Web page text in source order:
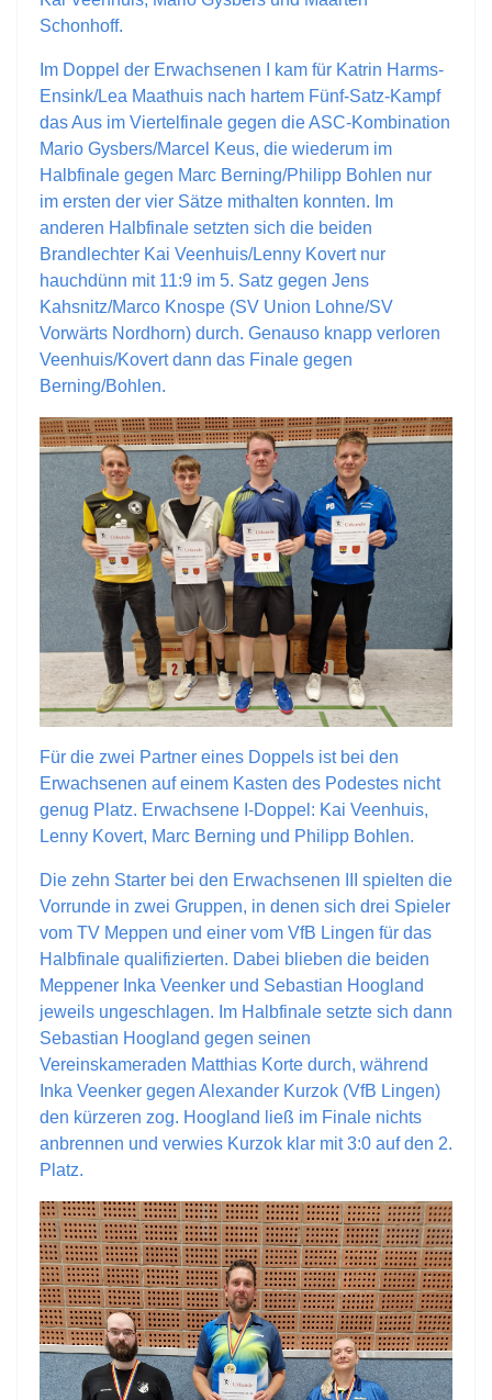
Schonhoff.
Im Doppel der Erwachsenen I kam für Katrin Harms-
Ensink/Lea Maathuis nach hartem Fünf-Satz-Kampf
das Aus im Viertelfinale gegen die ASC-Kombination
Mario Gysbers/Marcel Keus, die wiederum im
Halbfinale gegen Marc Berning/Philipp Bohlen nur
im ersten der vier Sätze mithalten konnten. Im
anderen Halbfinale setzten sich die beiden
Brandlechter Kai Veenhuis/Lenny Kovert nur
hauchdünn mit 11:9 im 5. Satz gegen Jens
Kahsnitz/Marco Knospe (SV Union Lohne/SV
Vorwärts Nordhorn) durch. Genauso knapp verloren
Veenhuis/Kovert dann das Finale gegen
Berning/Bohlen.
Für die zwei Partner eines Doppels ist bei den
Erwachsenen auf einem Kasten des Podestes nicht
genug Platz. Erwachsene I-Doppel: Kai Veenhuis,
Lenny Kovert, Marc Berning und Philipp Bohlen.
Die zehn Starter bei den Erwachsenen III spielten die
Vorrunde in zwei Gruppen, in denen sich drei Spieler
vom TV Meppen und einer vom VfB Lingen für das
Halbfinale qualifizierten. Dabei blieben die beiden
Meppener Inka Veenker und Sebastian Hoogland
jeweils ungeschlagen. Im Halbfinale setzte sich dann
Sebastian Hoogland gegen seinen
Vereinskameraden Matthias Korte durch, während
Inka Veenker gegen Alexander Kurzok (VfB Lingen)
den kürzeren zog. Hoogland ließ im Finale nichts
anbrennen und verwies Kurzok klar mit 3:0 auf den 2.
Platz.